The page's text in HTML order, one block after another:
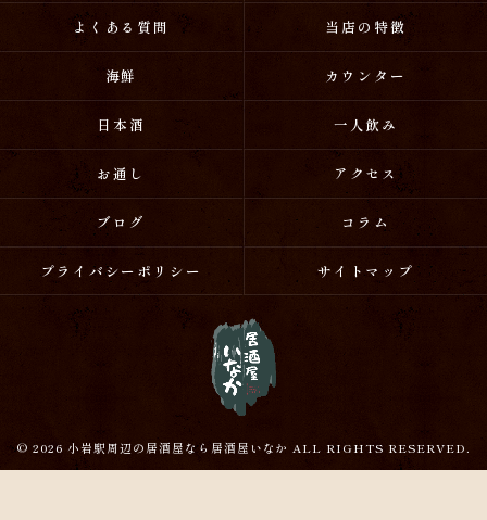
よくある質問 当店の特徴
海鮮 カウンター
日本酒 一人飲み
お通し アクセス
ブログ コラム
プライバシーポリシー サイトマップ
© 2026 小岩駅周辺の居酒屋なら居酒屋いなか ALL RIGHTS RESERVED.